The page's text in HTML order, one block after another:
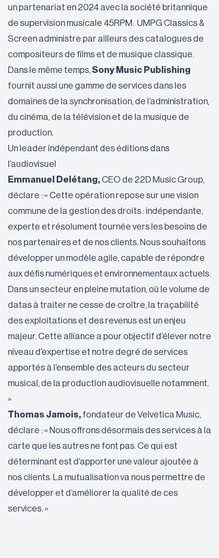
un partenariat en 2024 avec la société britannique
de supervision musicale 45RPM. UMPG Classics &
Screen administre par ailleurs des catalogues de
compositeurs de films et de musique classique.
Dans le même temps,Sony Music Publishing
fournit aussi une gamme de services dans les
domaines de la synchronisation, de l’administration,
du cinéma, de la télévision et de la musique de
production.
Un leader indépendant des éditions dans
l’audiovisuel
Emmanuel Delétang, CEO de 22D Music Group,
déclare : « Cette opération repose sur une vision
commune de la gestion des droits : indépendante,
experte et résolument tournée vers les besoins de
nos partenaires et de nos clients. Nous souhaitons
développer un modèle agile, capable de répondre
aux défis numériques et environnementaux actuels.
Dans un secteur en pleine mutation, où le volume de
datas à traiter ne cesse de croître, la traçabilité
des exploitations et des revenus est un enjeu
majeur. Cette alliance a pour objectif d’élever notre
niveau d’expertise et notre degré de services
apportés à l’ensemble des acteurs du secteur
musical, de la production audiovisuelle notamment.
»
Thomas Jamois, fondateur de Velvetica Music,
déclare : « Nous offrons désormais des services à la
carte que les autres ne font pas. Ce qui est
déterminant est d’apporter une valeur ajoutée à
nos clients. La mutualisation va nous permettre de
développer et d’améliorer la qualité de ces
services. »